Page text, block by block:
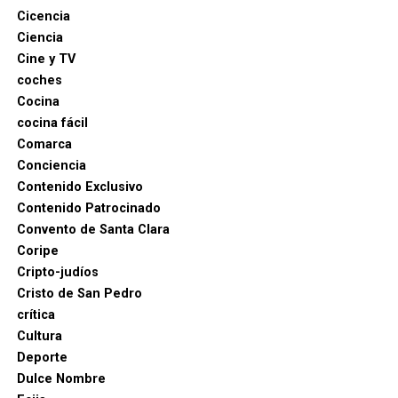
Cicencia
Ciencia
Cine y TV
coches
Cocina
cocina fácil
Comarca
Conciencia
Contenido Exclusivo
Contenido Patrocinado
Convento de Santa Clara
Coripe
Cripto-judíos
Cristo de San Pedro
crítica
Cultura
Deporte
Dulce Nombre